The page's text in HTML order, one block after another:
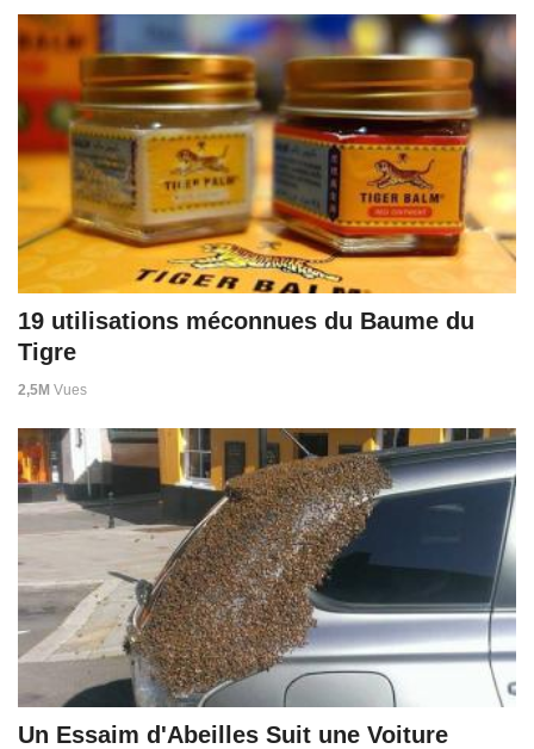
19 utilisations méconnues du Baume du
Tigre
2,5M Vues
Un Essaim d'Abeilles Suit une Voiture